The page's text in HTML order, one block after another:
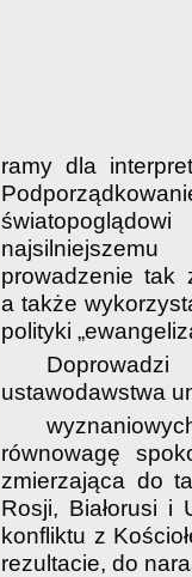
ramy dla
światopoglądowi
prowadzenie tak
a także
polityki
ustawodawstwa
równowagę
zmierzająca do
Rosji, Białorusi i
konfliktu z
rezultacie, do